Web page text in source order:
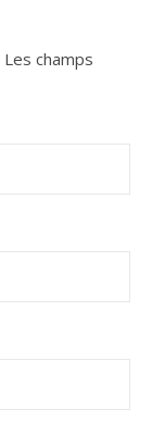
Les champs